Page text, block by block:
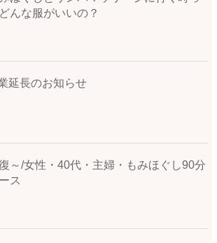
んな服がいいの？
延長のお知らせ
～/女性・40代・主婦・もみほぐし90分
ス